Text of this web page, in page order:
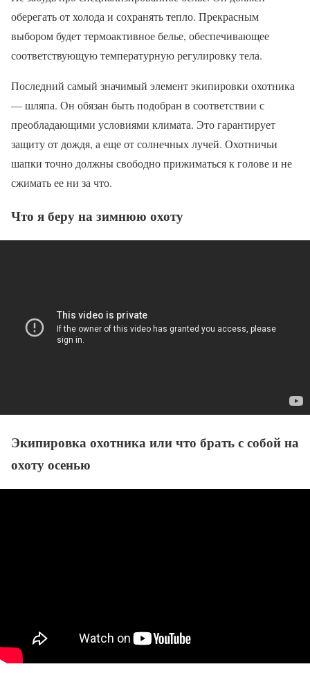
оберегать от холода и сохранять тепло. Прекрасным
выбором будет термоактивное белье, обеспечивающее
соответствующую температурную регулировку тела.
Последний самый значимый элемент экипировки охотника
— шляпа. Он обязан быть подобран в соответствии с
преобладающими условиями климата. Это гарантирует
защиту от дождя, а еще от солнечных лучей. Охотничьи
шапки точно должны свободно прижиматься к голове и не
сжимать ее ни за что.
Что я беру на зимнюю охоту
Экипировка охотника или что брать с собой на
охоту осенью